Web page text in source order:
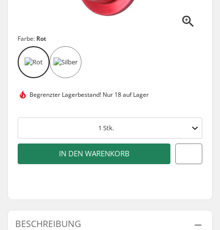
Farbe: Rot
Begrenzter Lagerbestand! Nur 18 auf Lager
1 Stk.
IN DEN WARENKORB
BESCHREIBUNG